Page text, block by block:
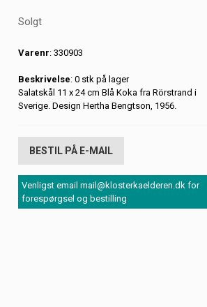
Solgt
Varenr: 330903
Beskrivelse: 0 stk på lager
Salatskål 11 x 24 cm Blå Koka fra Rörstrand i
Sverige. Design Hertha Bengtson, 1956.
BESTIL PÅ E-MAIL
Venligst email mail@klosterkaelderen.dk for
forespørgsel og bestilling